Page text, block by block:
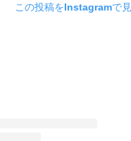
この投稿をInstagramで